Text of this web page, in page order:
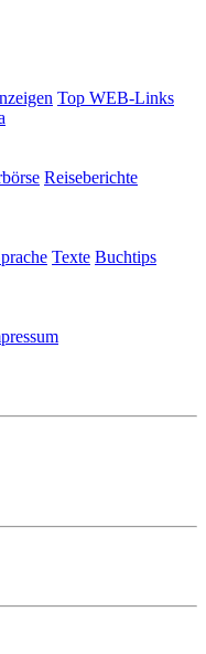
Top WEB-Links
Reiseberichte
Texte Buchtips